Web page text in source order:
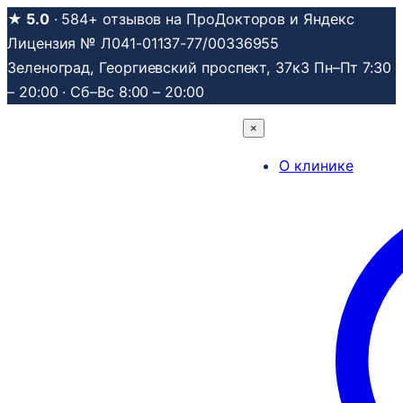
Перейти
к
содержимому
★ 5.0· 584+ отзывов на ПроДокторов и Яндекс
Лицензия № Л041-01137-77/00336955
Зеленоград, Георгиевский проспект, 37к3 Пн–Пт 7:30
– 20:00 · Сб–Вс 8:00 – 20:00
×
О клинике